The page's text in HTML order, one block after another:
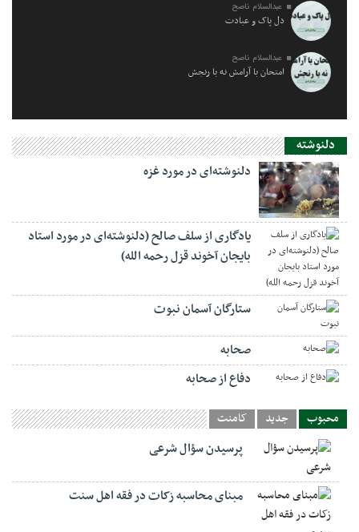
عبدالسلام ناصح
دل پاک و عبادت
عبدالسلام ناصح
امتحان با آرامش نه با رنجش
دلنوشته
دلنوشته‌ای در مورد غزه
یادگاری از سلف صالح (دلنوشته‌ای در مورد استاد
بایجان آخوند قزل رحمه الله)
ستارگان آسمان نبوت
صحابه
دفاع از صحابه
محبوب جدید کامنت
پرسیدن سؤال شرعی
مبنای محاسبه زکات در فقه اهل سنت